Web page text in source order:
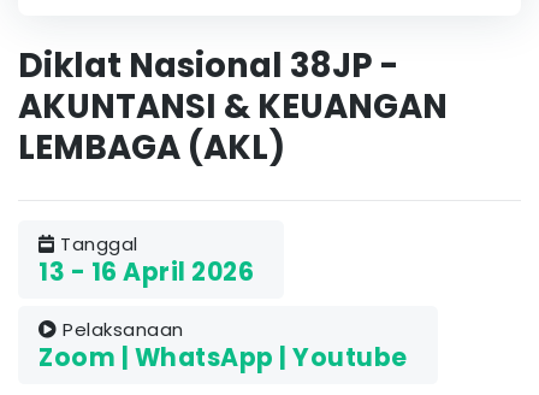
Diklat Nasional 38JP -
AKUNTANSI & KEUANGAN
LEMBAGA (AKL)
Tanggal
13 - 16 April 2026
Pelaksanaan
Zoom | WhatsApp | Youtube